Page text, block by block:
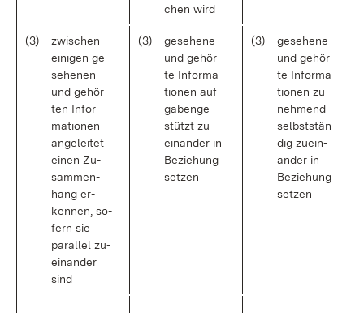
chen wird
(3)
zwi­schen
ei­ni­gen ge­
se­he­nen
und ge­hör­
ten In­for­
ma­tio­nen
an­ge­lei­tet
ei­nen Zu­
sam­men­
hang er­
ken­nen, so­
fern sie
par­al­lel zu­
ein­an­der
sind
(3)
ge­se­he­ne
und ge­hör­
te In­for­ma­
tio­nen auf­
ga­ben­ge­
stützt zu­
ein­an­der in
Be­zie­hung
set­zen
(3)
ge­se­he­ne
und ge­hör­
te In­for­ma­
tio­nen zu­
neh­mend
selbst­stän­
dig zu­ein­
an­der in
Be­zie­hung
set­zen